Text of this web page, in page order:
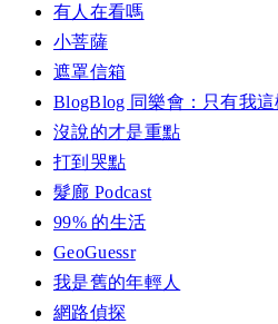
有人在看嗎
小菩薩
遮罩信箱
BlogBlog 同樂會：只有我這
沒說的才是重點
打到哭點
髮廊 Podcast
99% 的生活
GeoGuessr
我是舊的年輕人
網路偵探